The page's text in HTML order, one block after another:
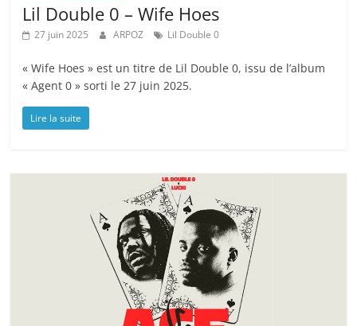
Lil Double 0 – Wife Hoes
27 juin 2025 ARPOZ Lil Double 0
« Wife Hoes » est un titre de Lil Double 0, issu de l’album
« Agent 0 » sorti le 27 juin 2025.
Lire la suite